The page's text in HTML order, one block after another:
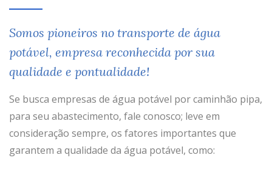
Somos pioneiros no transporte de água
potável, empresa reconhecida por sua
qualidade e pontualidade!
Se busca empresas de água potável por caminhão pipa,
para seu abastecimento, fale conosco; leve em
consideração sempre, os fatores importantes que
garantem a qualidade da água potável, como: